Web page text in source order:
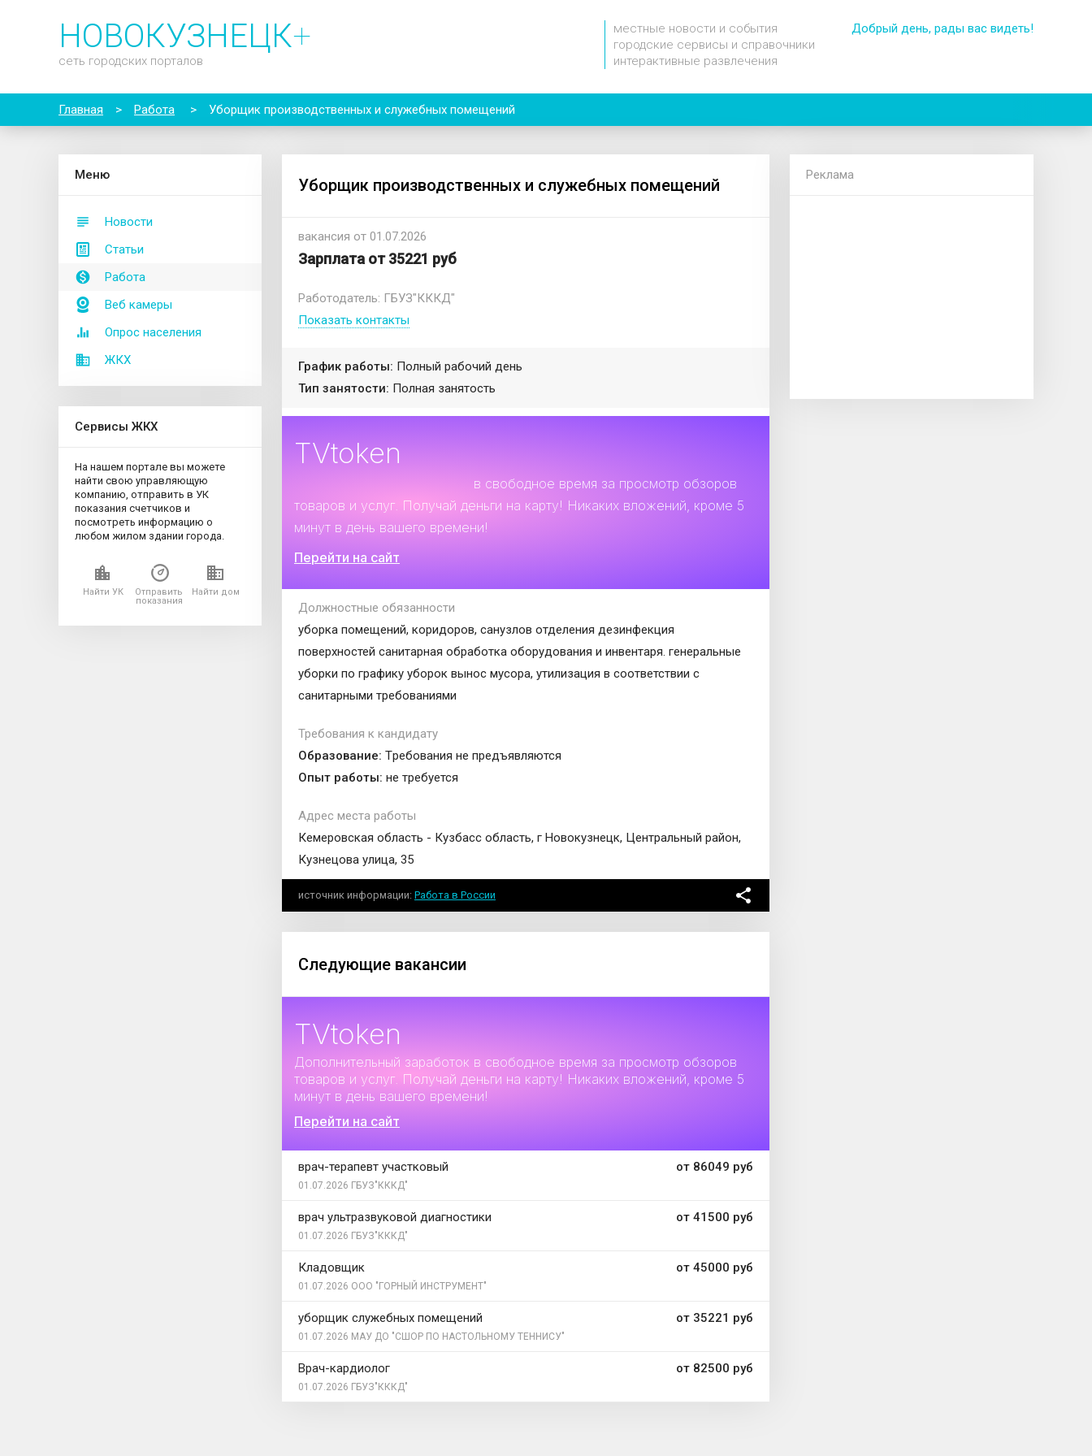
НОВОКУЗНЕЦК+
сеть городских порталов
местные новости и события
городские сервисы и справочники
интерактивные развлечения
Добрый день, рады вас видеть!
Главная > Работа > Уборщик производственных и служебных помещений
Меню
Новости
Статьи
Работа
Веб камеры
Опрос населения
ЖКХ
Сервисы ЖКХ
На нашем портале вы можете
найти свою управляющую
компанию, отправить в УК
показания счетчиков и
посмотреть информацию о
любом жилом здании города.
Найти УК
Отправить
показания
Найти дом
Уборщик производственных и служебных помещений
вакансия от 01.07.2026
Зарплата от 35221 руб
Работодатель: ГБУЗ"КККД"
Показать контакты
График работы: Полный рабочий день
Тип занятости: Полная занятость
TVtoken
в свободное время за просмотр обзоров
товаров и услуг. Получай деньги на карту! Никаких вложений, кроме 5
минут в день вашего времени!
Перейти на сайт
Должностные обязанности
уборка помещений, коридоров, санузлов отделения дезинфекция
поверхностей санитарная обработка оборудования и инвентаря. генеральные
уборки по графику уборок вынос мусора, утилизация в соответствии с
санитарными требованиями
Требования к кандидату
Образование: Tребования не предъявляются
Опыт работы: не требуется
Адрес места работы
Кемеровская область - Кузбасс область, г Новокузнецк, Центральный район,
Кузнецова улица, 35
источник информации Работа в России
Следующие вакансии
TVtoken
Дополнительный заработок в свободное время за просмотр обзоров
товаров и услуг. Получай деньги на карту! Никаких вложений, кроме 5
минут в день вашего времени!
Перейти на сайт
от 86049 руб
врач-терапевт участковый
01.07.2026 ГБУЗ"КККД"
от 41500 руб
врач ультразвуковой диагностики
01.07.2026 ГБУЗ"КККД"
от 45000 руб
Кладовщик
01.07.2026 ООО "ГОРНЫЙ ИНСТРУМЕНТ"
от 35221 руб
уборщик служебных помещений
01.07.2026 МАУ ДО "СШОР ПО НАСТОЛЬНОМУ ТЕННИСУ"
от 82500 руб
Врач-кардиолог
01.07.2026 ГБУЗ"КККД"
Реклама